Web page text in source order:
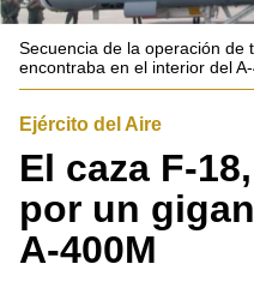
Secuencia de la operación de
encontraba en el interior del
Ejército del Aire
El caza F-
por un
A-400M